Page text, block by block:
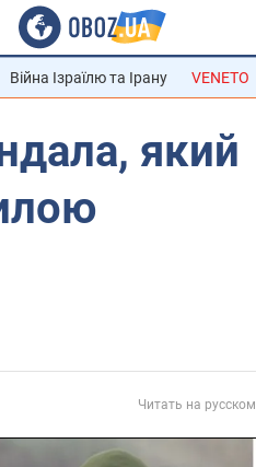
Війна Ізраїлю та Ірану VENETO
який
Читать на русском